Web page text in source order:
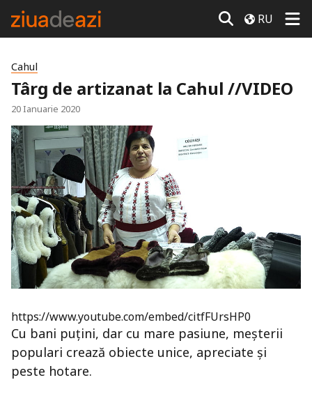
RU
Cahul
Târg de artizanat la Cahul //VIDEO
20 Ianuarie 2020
https://www.youtube.com/embed/citfFUrsHP0
Cu bani puţini, dar cu mare pasiune, meşterii
populari crează obiecte unice, apreciate şi
peste hotare.